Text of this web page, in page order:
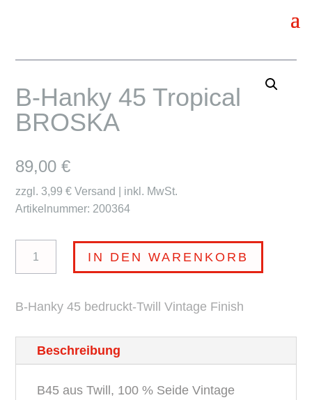
B-Hanky 45 Tropical
BROSKA
89,00€
zzgl. 3,99 € Versand | inkl. MwSt.
Artikelnummer: 200364
Hanky
Tropical
Menge
IN DEN WARENKORB
B-Hanky 45 bedruckt-Twill Vintage Finish
Beschreibung
B45 aus Twill, 100 % Seide Vintage